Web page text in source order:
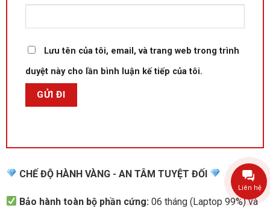
Lưu tên của tôi, email, và trang web trong trình
duyệt này cho lần bình luận kế tiếp của tôi.
CHẾ ĐỘ HÀNH VÀNG - AN TÂM TUYỆT ĐỐI
Bảo hành toàn bộ phần cứng: 06 tháng (Laptop 99%) và
Liên hệ